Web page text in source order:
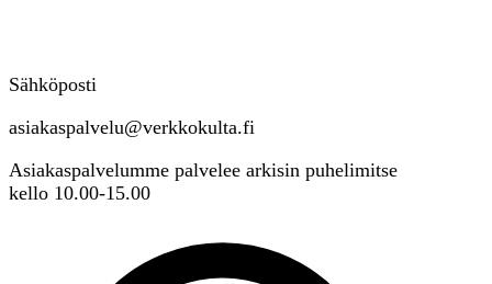
Sähköposti
asiakaspalvelu@verkkokulta.fi
Asiakaspalvelumme palvelee arkisin puhelimitse
kello 10.00-15.00